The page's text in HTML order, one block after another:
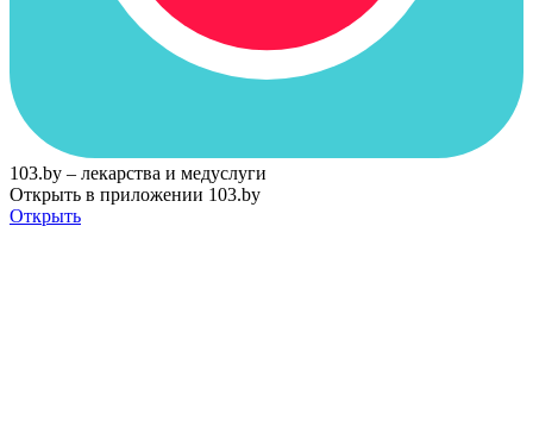
103.by – лекарства и медуслуги
Открыть в приложении 103.by
Открыть